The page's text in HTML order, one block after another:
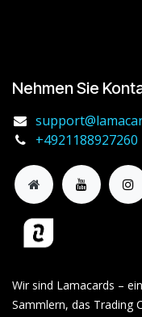
Nehmen Sie
+4921188927260
Wir sind Lamacards –
Sammlern, das Trading